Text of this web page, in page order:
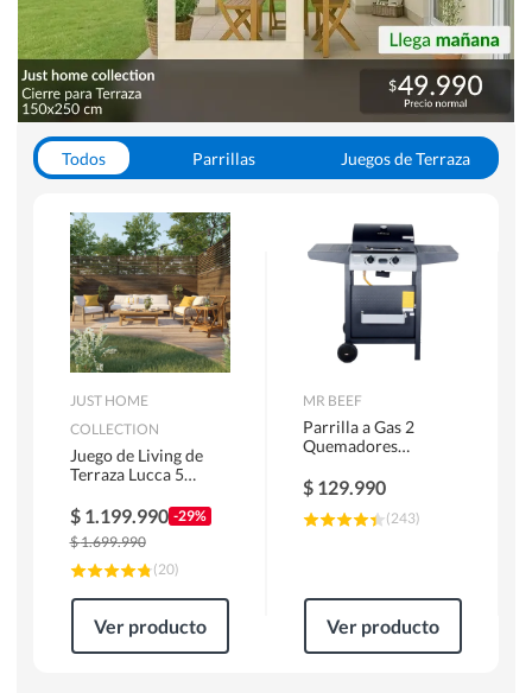
Todos Parrillas
Juegos de Terraza
JUST HOME
COLLECTION
Juego de Living de
Terraza Lucca 5
$ 1.199.990 -29%
$1.699.990
(20)
Ver producto
MR BEEF
Parrilla a Gas 2
Quemadores
$ 129.990
(243)
Ver producto